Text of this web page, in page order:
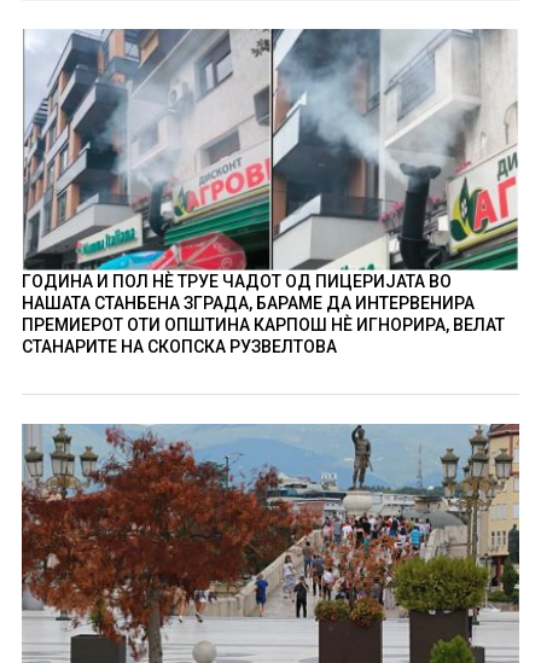
ГОДИНА И ПОЛ НÈ ТРУЕ ЧАДОТ ОД ПИЦЕРИЈАТА ВО
НАШАТА СТАНБЕНА ЗГРАДА, БАРАМЕ ДА ИНТЕРВЕНИРА
ПРЕМИЕРОТ ОТИ ОПШТИНА КАРПОШ НÈ ИГНОРИРА, ВЕЛАТ
СТАНАРИТЕ НА СКОПСКА РУЗВЕЛТОВА